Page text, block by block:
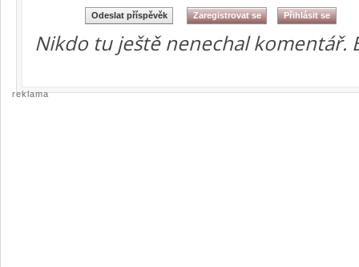
Nikdo tu ještě nenechal komentář.
reklama